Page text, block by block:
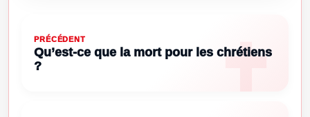
PRÉCÉDENT
Qu’est-ce que la mort pour les chrétiens
?